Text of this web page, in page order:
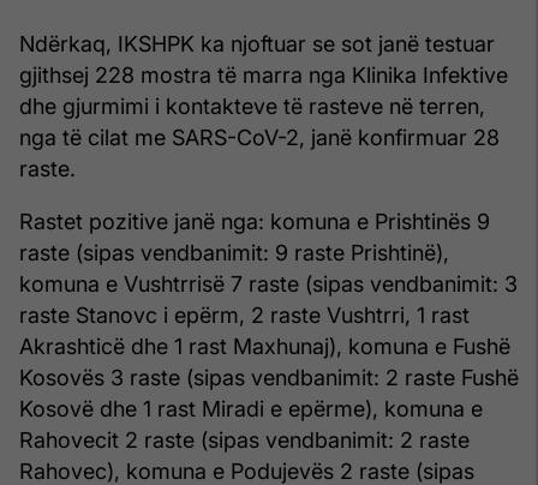
Ndërkaq, IKSHPK ka njoftuar se sot janë testuar
gjithsej 228 mostra të marra nga Klinika Infektive
dhe gjurmimi i kontakteve të rasteve në terren,
nga të cilat me SARS-CoV-2, janë konfirmuar 28
raste.
Rastet pozitive janë nga: komuna e Prishtinës 9
raste (sipas vendbanimit: 9 raste Prishtinë),
komuna e Vushtrrisë 7 raste (sipas vendbanimit: 3
raste Stanovc i epërm, 2 raste Vushtrri, 1 rast
Akrashticë dhe 1 rast Maxhunaj), komuna e Fushë
Kosovës 3 raste (sipas vendbanimit: 2 raste Fushë
Kosovë dhe 1 rast Miradi e epërme), komuna e
Rahovecit 2 raste (sipas vendbanimit: 2 raste
Rahovec), komuna e Podujevës 2 raste (sipas